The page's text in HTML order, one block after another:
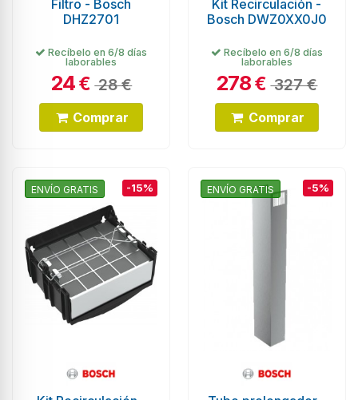
Filtro - Bosch
DHZ2701
Recíbelo en 6/8 días
laborables
24€ 28 €
Comprar
Kit Recirculación -
Bosch DWZ0XX0J0
Recíbelo en 6/8 días
laborables
278€ 327 €
Comprar
ENVÍO GRATIS -15% ENVÍO GRATIS -5%